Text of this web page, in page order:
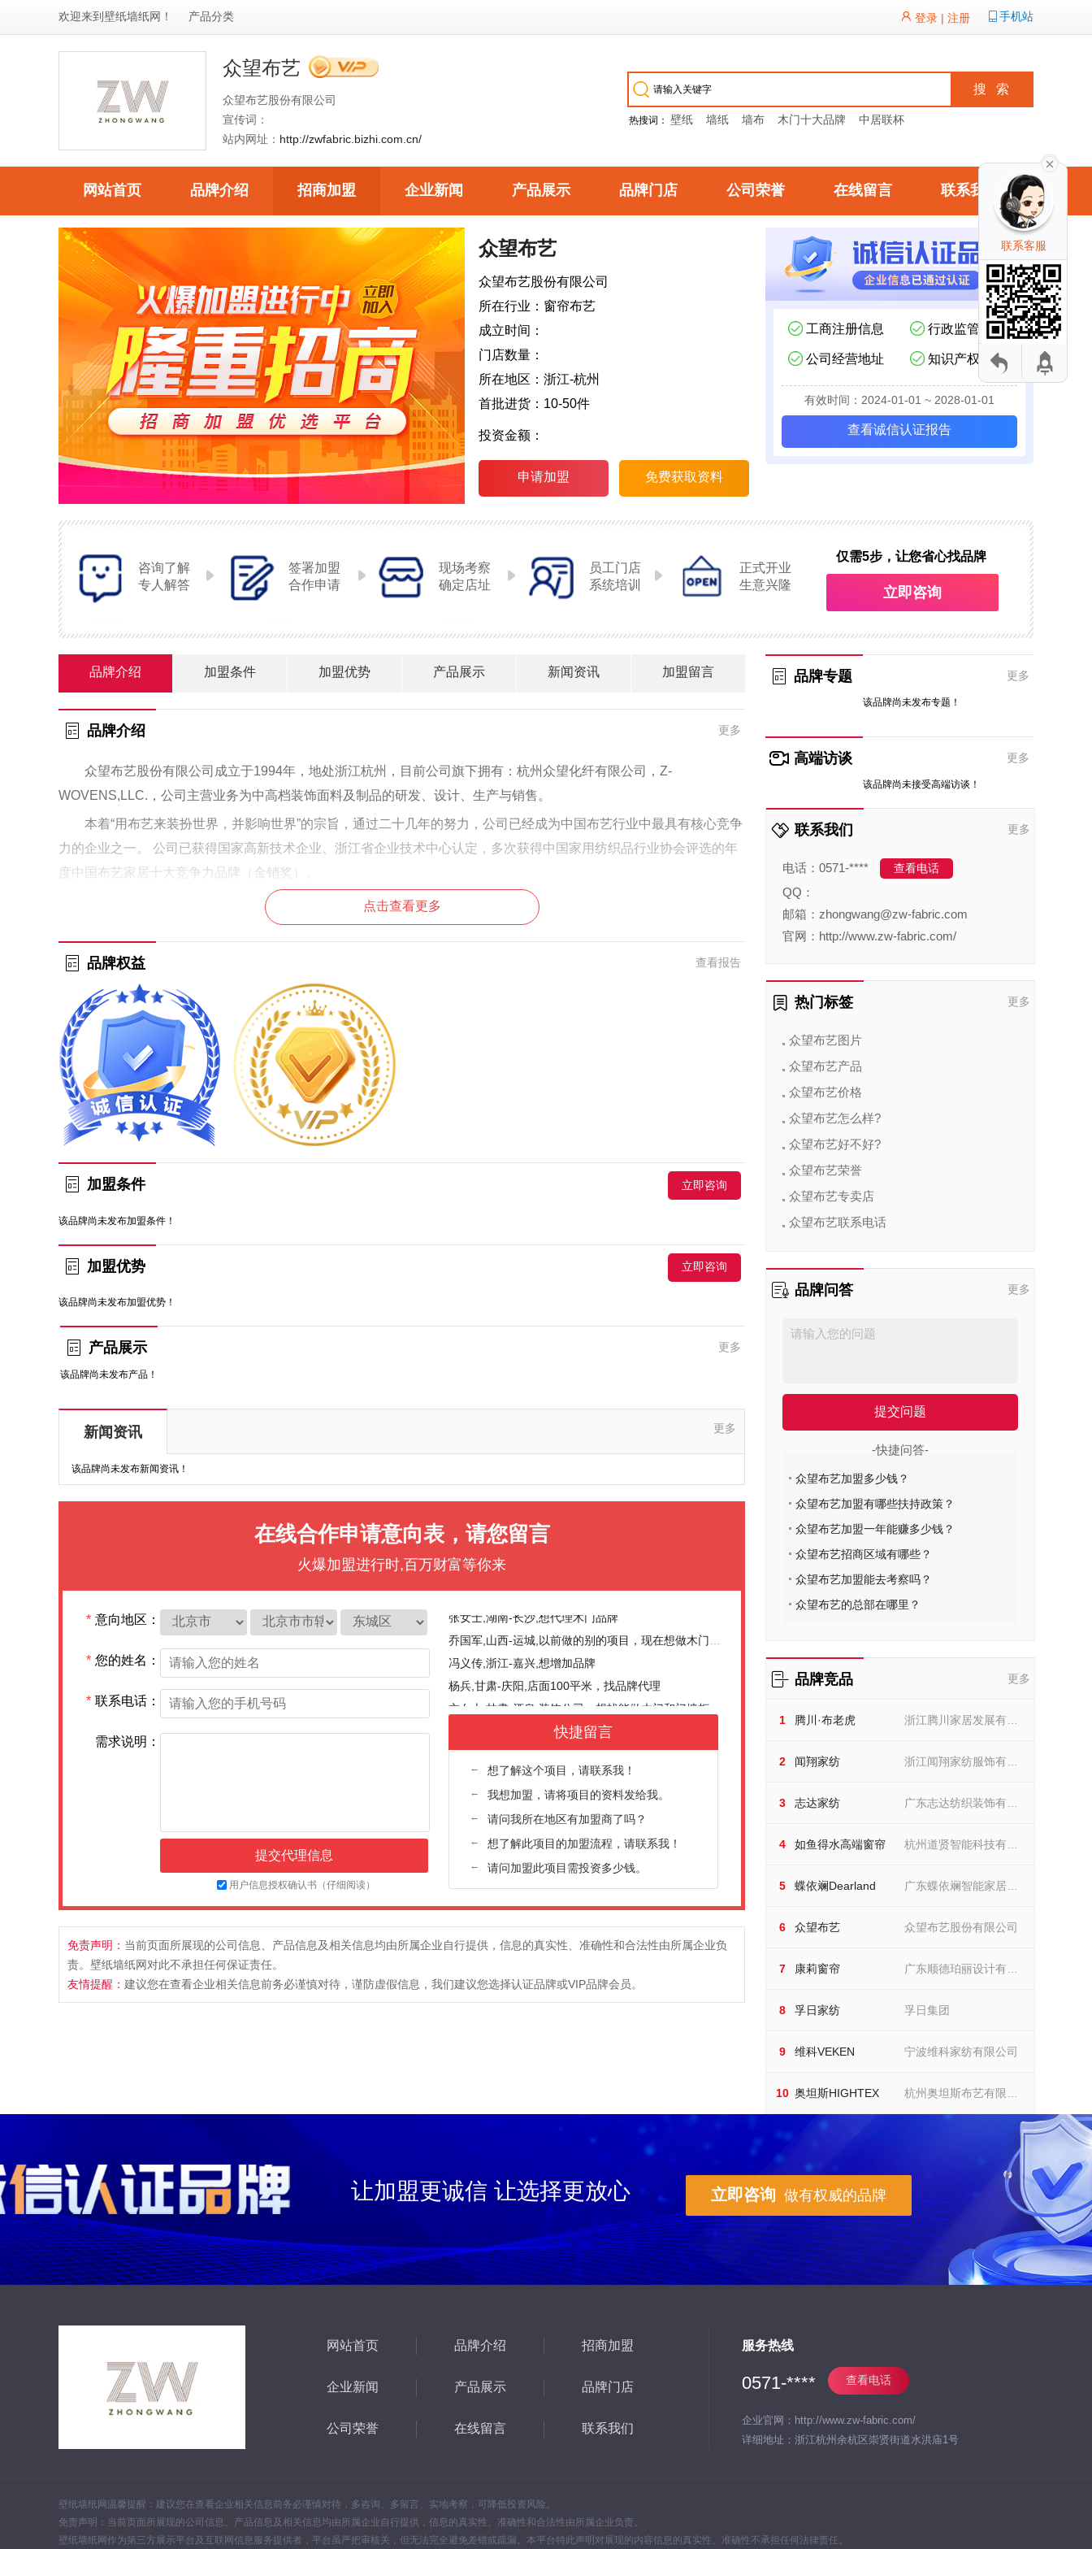
欢迎来到 壁纸墙纸网 ！ 产品分类 登录 | 注册 手机站
众望布艺
众望布艺股份有限公司
宣传词：
站内网址： http://zwfabric.bizhi.com.cn/
热搜词： 壁纸 墙纸 墙布 木门十大品牌 中居联杯
网站首页 品牌介绍 招商加盟 企业新闻 产品展示 品牌门店 公司荣誉 在线留言 联系我们
众望布艺
众望布艺股份有限公司
所在行业：窗帘布艺
成立时间：
门店数量：
所在地区：浙江-杭州
首批进货：10-50件
投资金额：
申请加盟 免费获取资料
工商注册信息 行政监管记录
公司经营地址 知识产权信息
有效时间：2024-01-01 ~ 2028-01-01
查看诚信认证报告
咨询了解
专人解答
签署加盟
合作申请
现场考察
确定店址
员工门店
系统培训
正式开业
生意兴隆
仅需5步，让您省心找品牌
立即咨询
品牌介绍 加盟条件 加盟优势 产品展示 新闻资讯 加盟留言
品牌介绍 更多
众望布艺股份有限公司成立于1994年，地处浙江杭州，目前公司旗下拥有：杭州众望化纤有限公司，Z-
WOVENS,LLC.，公司主营业务为中高档装饰面料及制品的研发、设计、生产与销售。
本着“用布艺来装扮世界，并影响世界”的宗旨，通过二十几年的努力，公司已经成为中国布艺行业中最具有核心竞争
力的企业之一。 公司已获得国家高新技术企业、浙江省企业技术中心认定，多次获得中国家用纺织品行业协会评选的年
度中国布艺家居十大竞争力品牌（金销奖）。
点击查看更多
品牌权益 查看报告
加盟条件 立即咨询
该品牌尚未发布加盟条件！
加盟优势 立即咨询
该品牌尚未发布加盟优势！
产品展示 更多
该品牌尚未发布产品！
新闻资讯 更多
该品牌尚未发布新闻资讯！
在线合作申请意向表，请您留言
火爆加盟进行时,百万财富等你来
* 意向地区：
* 您的姓名：
* 联系电话：
需求说明：
用户信息授权确认书（仔细阅读）
赵先生,山西-大同,设计工作室，找厂家合作。觉得慕友的产品质量不错。
冯义传,浙江-嘉兴,想增加品牌
杨兵,甘肃-庆阳,店面100平米，找品牌代理
苏先生,青海-西宁,想加盟木门品牌
赵先生,甘肃-白银,咨询品牌代理，性价比高的
王女士,山东-临沂,想找厂家合作拿货
赵先生,山西-大同,设计工作室，找厂家合作。觉得慕友的产品质量不错。
快捷留言
← 想了解这个项目，请联系我！
← 我想加盟，请将项目的资料发给我。
← 请问我所在地区有加盟商了吗？
← 想了解此项目的加盟流程，请联系我！
← 请问加盟此项目需投资多少钱。
免责声明： 当前页面所展现的公司信息、产品信息及相关信息均由所属企业自行提供，信息的真实性、准确性和合法性由所属企业负
责。壁纸墙纸网对此不承担任何保证责任。
友情提醒： 建议您在查看企业相关信息前务必谨慎对待，谨防虚假信息，我们建议您选择认证品牌或VIP品牌会员。
品牌专题 更多
该品牌尚未发布专题！
高端访谈 更多
该品牌尚未接受高端访谈！
联系我们 更多
电话：0571-**** 查看电话
QQ：
邮箱：zhongwang@zw-fabric.com
官网：http://www.zw-fabric.com/
热门标签 更多
众望布艺图片
众望布艺产品
众望布艺价格
众望布艺怎么样?
众望布艺好不好?
众望布艺荣誉
众望布艺专卖店
众望布艺联系电话
品牌问答 更多
提交问题
-快捷问答-
众望布艺加盟多少钱？
众望布艺加盟有哪些扶持政策？
众望布艺加盟一年能赚多少钱？
众望布艺招商区域有哪些？
众望布艺加盟能去考察吗？
众望布艺的总部在哪里？
品牌竞品 更多
1 腾川·布老虎 浙江腾川家居发展有限
公司
浙江腾川家居发展有限公司
2 闻翔家纺 浙江闻翔家纺服饰有限
公司
浙江闻翔家纺服饰有限公司
3 志达家纺 广东志达纺织装饰有限
公司
广东志达纺织装饰有限公司
4 如鱼得水高端窗帘 杭州道贤智能科技有限
公司
杭州道贤智能科技有限公司
5 蝶依斓Dearland 广东蝶依斓智能家居科
技有限公司
广东蝶依斓智能家居科技有
6
众望布艺 众望布艺股份有限公司
众望布艺股份有限公司
7 康莉窗帘 广东顺德珀丽设计有限
公司
广东顺德珀丽设计有限公司
8 孚日家纺 孚日集团
孚日集团
9 维科VEKEN 宁波维科家纺有限公司
宁波维科家纺有限公司
10 奥坦斯HIGHTEX 杭州奥坦斯布艺有限公
杭州奥坦斯布艺有限公司
让加盟更诚信 让选择更放心 立即咨询 做有权威的品牌
网站首页 品牌介绍 招商加盟
企业新闻 产品展示 品牌门店
公司荣誉 在线留言 联系我们
服务热线
0571-**** 查看电话
企业官网：http://www.zw-fabric.com/
详细地址：浙江杭州余杭区崇贤街道水洪庙1号
壁纸墙纸网温馨提醒：建议您在查看企业相关信息前务必谨慎对待，多咨询、多留言、实地考察，可降低投资风险。
免责声明：当前页面所展现的公司信息、产品信息及相关信息均由所属企业自行提供，信息的真实性、准确性和合法性由所属企业负责。
壁纸墙纸网作为第三方展示平台及互联网信息服务提供者，平台虽严把审核关，但无法完全避免差错或疏漏。本平台特此声明对展现的内容信息的真实性、准确性不承担任何法律责任。
联系客服